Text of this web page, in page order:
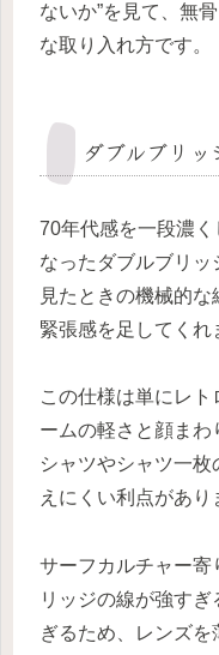
ないか”を見て、無
な取り入れ方です。
ダブルブリ
70年代感を一段濃
なったダブルブリッ
見たときの機械的
緊張感を足してくれ
この仕様は単にレ
ームの軽さと顔ま
シャツやシャツ一
えにくい利点があり
サーフカルチャー寄
リッジの線が強す
ぎるため、レンズ